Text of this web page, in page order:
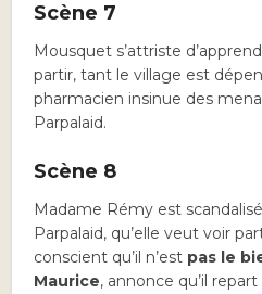
Scène 7
Mousquet s’attriste
partir, tant le village est
pharmacien insinue des
Parpalaid.
Scène 8
Madame Rémy est
Parpalaid, qu’elle veut voir
conscient qu’il n’est pas le
Maurice, annonce qu’il